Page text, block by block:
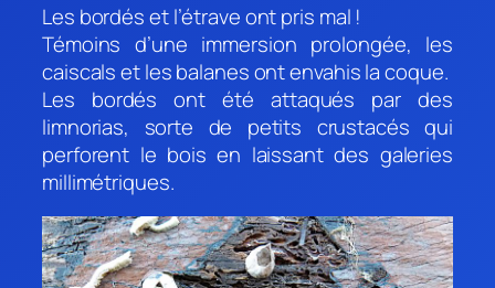
Les bordés et l’étrave ont pris mal !
Témoins d’une immersion prolongée, les
caiscals et les balanes ont envahis la coque.
Les bordés ont été attaqués par des
limnorias, sorte de petits crustacés qui
perforent le bois en laissant des galeries
millimétriques.